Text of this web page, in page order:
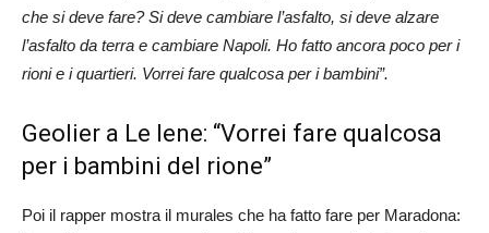
che si deve fare? Si deve cambiare l’asfalto, si deve alzare
l’asfalto da terra e cambiare Napoli. Ho fatto ancora poco per i
rioni e i quartieri. Vorrei fare qualcosa per i bambini”.
Geolier a Le Iene: “Vorrei fare qualcosa
per i bambini del rione”
Poi il rapper mostra il murales che ha fatto fare per Maradona: